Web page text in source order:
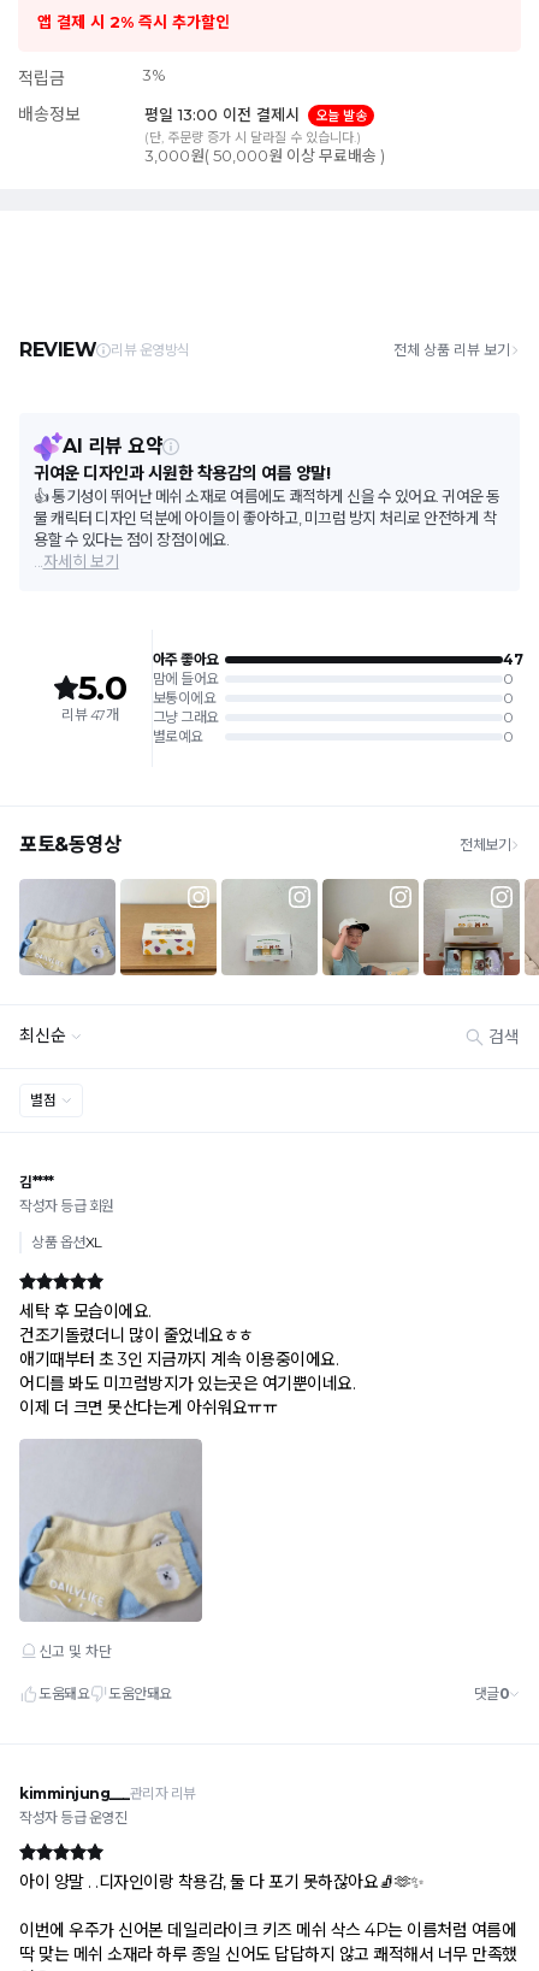
앱 결제 시 2% 즉시 추가할인
적립금 3%
배송정보 평일 13:00 이전 결제시
오늘 발송
(단, 주문량 증가 시 달라질 수 있습니다.)
3,000원( 50,000원 이상 무료배송 )